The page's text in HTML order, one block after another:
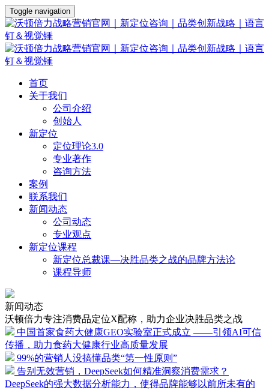
Toggle navigation
首页
关于我们
公司介绍
创始人
新定位
定位理论3.0
专业著作
咨询方法
案例
联系我们
新闻动态
公司动态
专业观点
新定位课程
新定位总裁课—决胜品类之战的品牌方法论
课程导师
新闻动态
沃顿倍力专注消费品定位X配称，助力企业决胜品类之战
中国首家食药大健康GEO实验室正式成立 ——引领AI可信
传播，助力食药大健康行业高质量发展
99%的营销人没搞懂品类“第一性原则”
告别无效营销，DeepSeek如何精准洞察消费需求？
DeepSeek的强大数据分析能力，使得品牌能够以前所未有的